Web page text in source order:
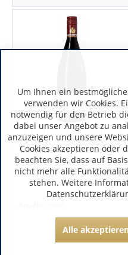
Rheinhessen | Deutschland
Brogsitter Spätburgunder
Trocken 1 Liter
Um Ihnen ein
verwenden wir Cookies.
notwendig für den Betrieb
dabei unser Angebot zu
anzuzeigen und unsere
Cookies akzeptieren oder
beachten Sie, dass auf
nicht mehr alle
stehen. Weitere
Alle akzeptieren